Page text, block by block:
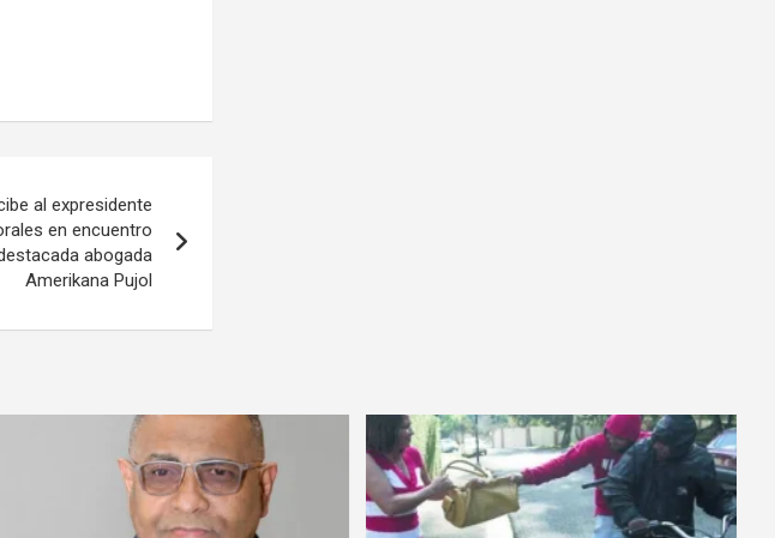
al expresidente
en encuentro
abogada
Amerikana Pujol